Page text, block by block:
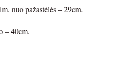
nuo pažastėlės – 29cm.
– 40cm.